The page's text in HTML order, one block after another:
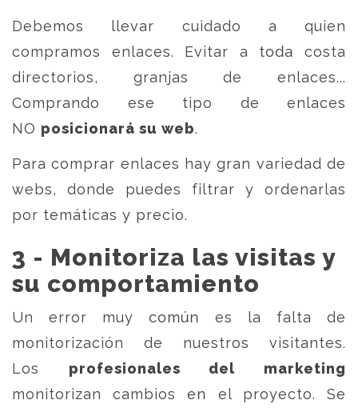
Debemos llevar cuidado a quien
compramos enlaces. Evitar a toda costa
directorios, granjas de enlaces...
Comprando ese tipo de enlaces
NO posicionará su web.
Para comprar enlaces hay gran variedad de
webs, donde puedes filtrar y ordenarlas
por temáticas y precio.
3 - Monitoriza las visitas y
su comportamiento
Un error muy común es la falta de
monitorización de nuestros visitantes.
Los profesionales del marketing
monitorizan cambios en el proyecto. Se